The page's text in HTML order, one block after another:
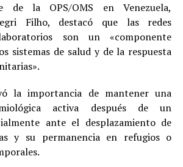
de la OPS/OMS en Venezuela,
Filho, destacó que las redes
son un «componente
sistemas de salud y de la respuesta
la importancia de mantener una
activa después de un
ante el desplazamiento de
y su permanencia en refugios o